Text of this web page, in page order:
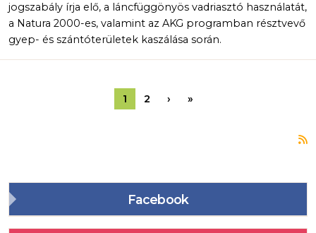
jogszabály írja elő, a láncfüggönyös vadriasztó használatát,
a Natura 2000-es, valamint az AKG programban résztvevő
gyep- és szántóterületek kaszálása során.
1 2 › Következő oldal
»
Facebook